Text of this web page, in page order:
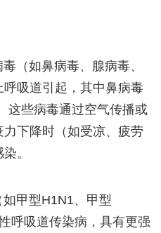
（如鼻病毒、腺病毒、
吸道引起，其中鼻病毒
这些病毒通过空气传播或
下降时（如受凉、疲劳
。
甲型H1N1、甲型
呼吸道传染病，具有更强